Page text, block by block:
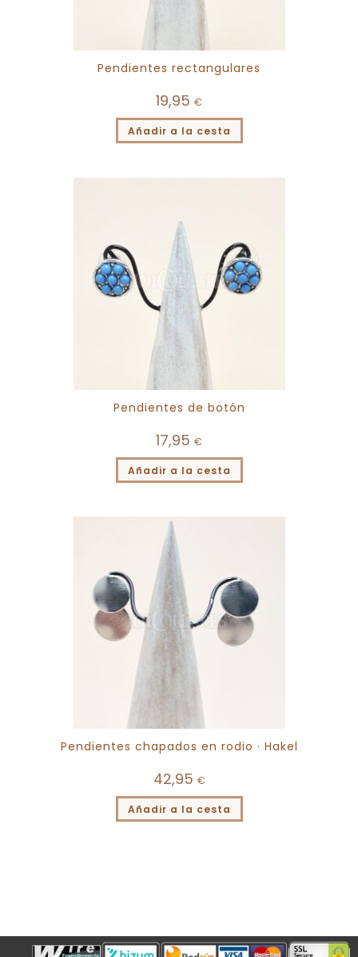
Pendientes rectangulares
19,95 €
Añadir a la cesta
Pendientes de botón
17,95 €
Añadir a la cesta
Pendientes chapados en rodio · Hakel
42,95 €
Añadir a la cesta